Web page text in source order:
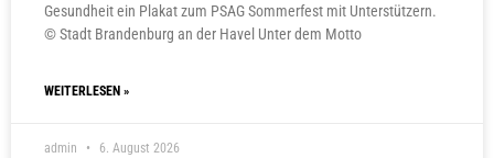
Gesundheit ein Plakat zum PSAG Sommerfest mit Unterstützern.
© Stadt Brandenburg an der Havel Unter dem Motto
WEITERLESEN »
admin 6. August 2026